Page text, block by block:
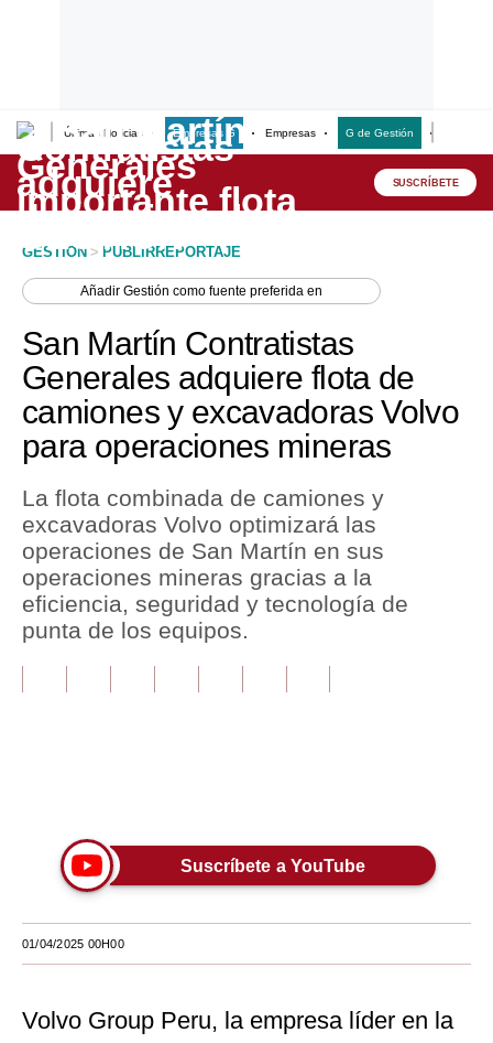
Últimas Noticias Empresas G Empresas G de Gestión
Lo último
Peru Quiosco
Economía
Mercados
Perú
Política
Tu Dinero
Finanzas Personales
Inmobiliarias
Plus G
Tendencias
Moda
SUSCRÍBETE
GESTION > PUBLIRREPORTAJE
AñadirGestión como fuente preferida en
San Martín Contratistas
Generales adquiere flota de
camiones y excavadoras Volvo
para operaciones mineras
La flota combinada de camiones y
excavadoras Volvo optimizará las
operaciones de San Martín en sus
operaciones mineras gracias a la
eficiencia, seguridad y tecnología de
punta de los equipos.
Suscríbete a YouTube
01/04/2025 00H00
Volvo Group Peru, la empresa líder en la